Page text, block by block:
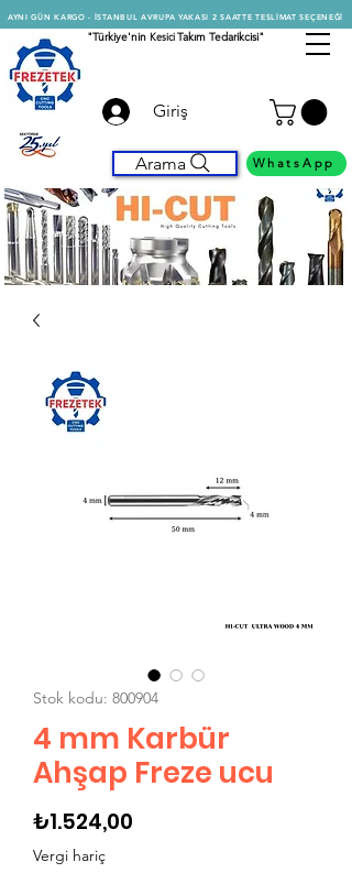
AYNI GÜN KARGO - İSTANBUL AVRUPA YAKASI 2 SAATTE TESLİMAT SEÇENEĞİ
"Türkiye'nin KesiciTakım Tedarikcisi"
Giriş
Arama WhatsApp
Stok kodu: 800904
4 mm Karbür
Ahşap Freze ucu
₺1.524,00
Vergi hariç